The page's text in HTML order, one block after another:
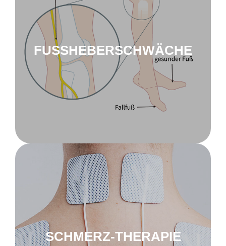
FUSSHEBERSCHWÄCHE
innoSTEP-WL
SCHMERZ-THERAPIE
innoSTIM-TE
zu Schmerztherapie